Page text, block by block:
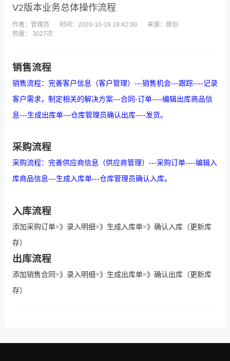
V2版本业务总体操作流程
作者：管理员 时间：2020-10-18 19:42:00
来源：原创
热度： 3027次
销售流程
销售流程：完善客户信息（客户管理） ---销售机会---跟踪----记录
客户需求，制定相关的解决方案---合同 -订单----编辑出库商品信
息---生成出库单---仓库管理员确认出库----发货。
采购流程
采购流程：完善供应商信息（供应商管理） ---采购订单----编辑入
库商品信息---生成入库单---仓库管理员确认 入库。
入库流程
添加采购订单=》录入明细=》生成入库单=》确认入库（更新库
存）
出库流程
添加销售合同 =》录入明细=》生成出库单=》确认出库（更新库
存）